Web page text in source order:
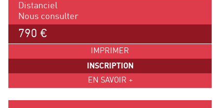
Distanciel
Nous consulter
790 €
IMPRIMER
INSCRIPTION
EN SAVOIR +